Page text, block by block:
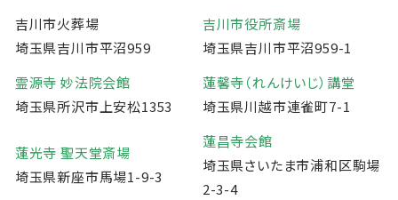
吉川市火葬場
埼玉県吉川市平沼959
吉川市役所斎場
埼玉県吉川市平沼959-1
霊源寺 妙法院会館
埼玉県所沢市上安松1353
蓮馨寺（れんけいじ）講堂
埼玉県川越市連雀町7-1
蓮光寺 聖天堂斎場
埼玉県新座市馬場1-9-3
蓮昌寺会館
埼玉県さいたま市浦和区駒場
2-3-4